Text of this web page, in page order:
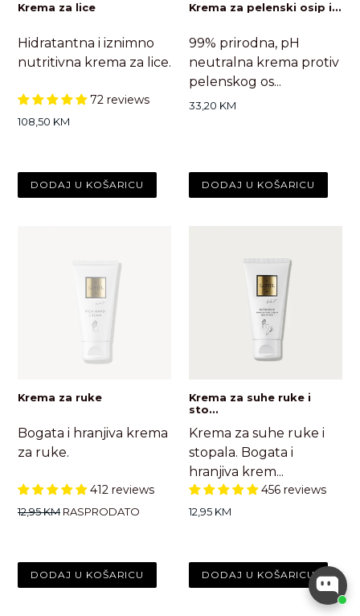
Krema za lice
Hidratantna i iznimno
nutritivna krema za lice.
72 reviews
Standardna
108,50 KM
Krema za pelenski osip i...
99% prirodna, pH
neutralna krema protiv
pelenskog os...
Standardna
33,20 KM
Krema za ruke
Bogata i hranjiva krema
za ruke.
412 reviews
Standardna
12,95 KM RASPRODATO
Krema za suhe ruke i
sto...
Krema za suhe ruke i
stopala. Bogata i
hranjiva krem...
456 reviews
Standardna
12,95 KM